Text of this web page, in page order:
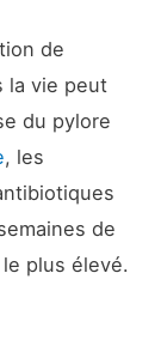
de
la vie peut
du pylore
, les
de
plus élevé.